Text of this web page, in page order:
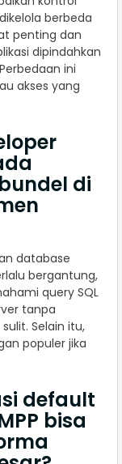
berbeda
penting dan
dipindahkan
ini
akses yang
di
database
bergantung,
query SQL
tanpa
Selain itu,
populer jika
default
bisa